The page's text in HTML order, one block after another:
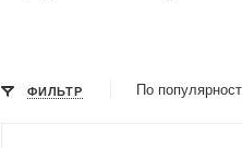
ФИЛЬТР По